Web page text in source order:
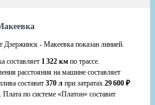
Дзержинск - Макеевка показан линией.
составляет 1 322 км по трассе.
расстояния на машине составляет
составит 370 л при затратах 29 600 ₽
. Плата по системе «Платон» составит